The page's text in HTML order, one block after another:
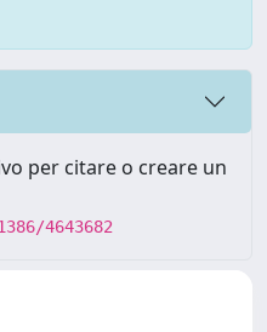
per citare o creare un
4643682